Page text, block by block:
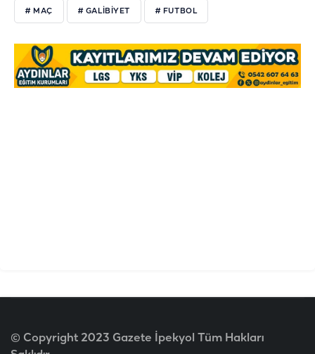
# MAÇ # GALIBIYET # FUTBOL
© Copyright 2023 Gazete İpekyol Tüm Hakları